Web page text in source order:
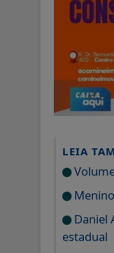
LEIA
Daniel
estadual